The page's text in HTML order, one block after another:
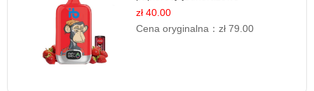
zł 40.00
Cena oryginalna：zł 79.00